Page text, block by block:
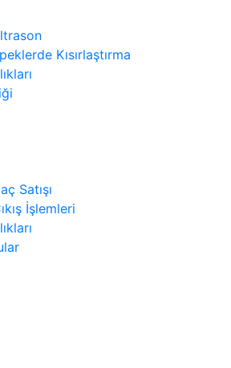
Kısırlaştırma
Satışı
İşlemleri